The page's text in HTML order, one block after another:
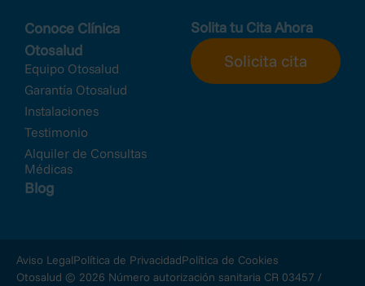
Conoce Clínica
Otosalud
Equipo Otosalud
Garantía Otosalud
Instalaciones
Testimonio
Alquiler de Consultas
Médicas
Blog
Solita tu Cita Ahora
Solicita cita
Aviso LegalPolítica de PrivacidadPolítica de Cookies
Otosalud © 2026 Número autorización sanitaria CR 03457 /